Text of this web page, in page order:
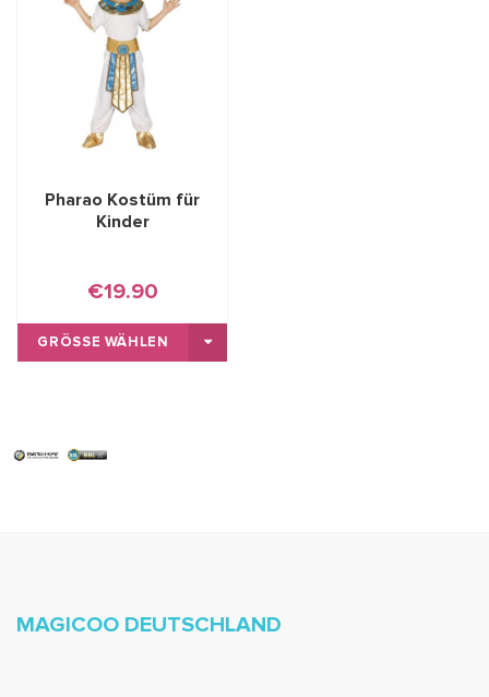
Pharao Kostüm für
Kinder
€19.90
GRÖSSE WÄHLEN
MAGICOO DEUTSCHLAND